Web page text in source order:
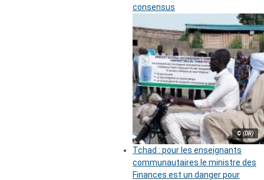
consensus
© (DR)
Tchad : pour les enseignants
communautaires le ministre des
Finances est un danger pour